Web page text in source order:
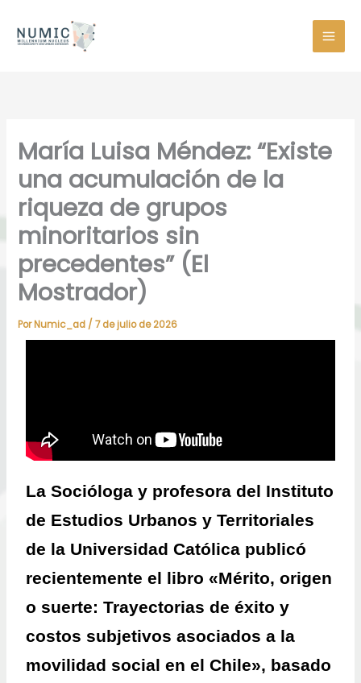
contenido
María Luisa Méndez: “Existe
una acumulación de la
riqueza de grupos
minoritarios sin
precedentes” (El
Mostrador)
PorNumic_ad /7 de julio de 2026
La Socióloga y profesora del Instituto
de Estudios Urbanos y Territoriales
de la Universidad Católica publicó
recientemente el libro «Mérito, origen
o suerte: Trayectorias de éxito y
costos subjetivos asociados a la
movilidad social en el Chile», basado